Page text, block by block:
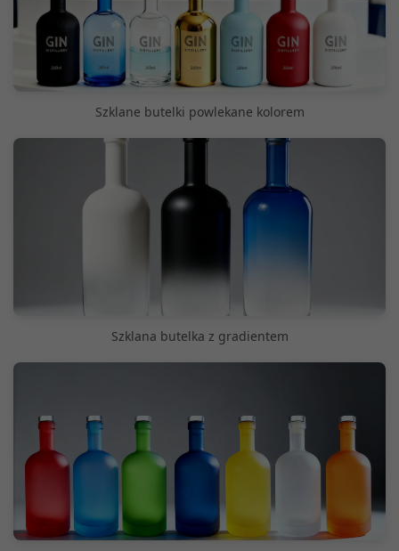
Szklane butelki powlekane kolorem
Szklana butelka z gradientem